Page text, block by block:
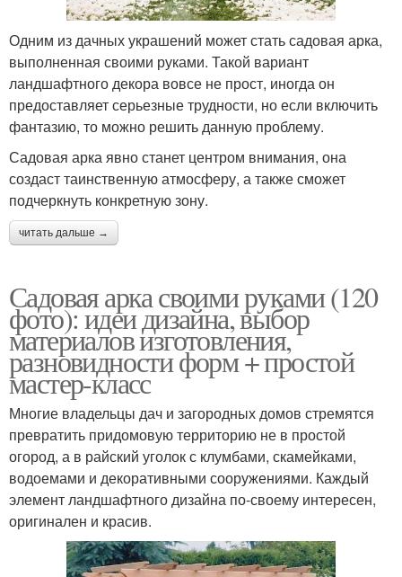
Одним из дачных украшений может стать садовая арка,
выполненная своими руками. Такой вариант
ландшафтного декора вовсе не прост, иногда он
предоставляет серьезные трудности, но если включить
фантазию, то можно решить данную проблему.
Садовая арка явно станет центром внимания, она
создаст таинственную атмосферу, а также сможет
подчеркнуть конкретную зону.
читать дальше →
Садовая арка своими руками (120
фото): идеи дизайна, выбор
материалов изготовления,
разновидности форм + простой
мастер-класс
Многие владельцы дач и загородных домов стремятся
превратить придомовую территорию не в простой
огород, а в райский уголок с клумбами, скамейками,
водоемами и декоративными сооружениями. Каждый
элемент ландшафтного дизайна по-своему интересен,
оригинален и красив.